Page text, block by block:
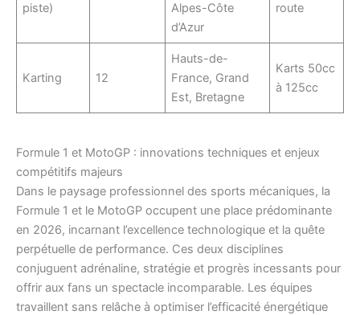
piste)
Alpes-Côte
d’Azur
route
Karting 12
Hauts-de-
France, Grand
Est, Bretagne
Karts 50cc
à 125cc
Formule 1 et MotoGP : innovations techniques et enjeux
compétitifs majeurs
Dans le paysage professionnel des sports mécaniques, la
Formule 1 et le MotoGP occupent une place prédominante
en 2026, incarnant l’excellence technologique et la quête
perpétuelle de performance. Ces deux disciplines
conjuguent adrénaline, stratégie et progrès incessants pour
offrir aux fans un spectacle incomparable. Les équipes
travaillent sans relâche à optimiser l’efficacité énergétique